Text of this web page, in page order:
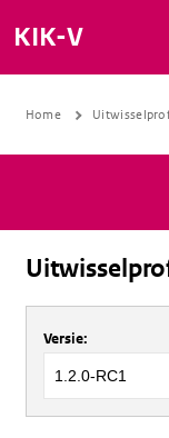
KIK-V
Home
Over
Versie: